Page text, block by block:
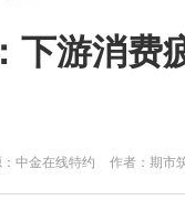
下游消费
中金在线特约 作者：期市